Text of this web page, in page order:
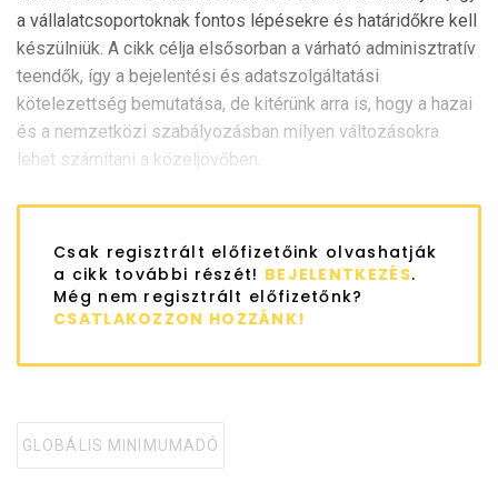
a vállalatcsoportoknak fontos lépésekre és határidőkre kell
készülniük. A cikk célja elsősorban a várható adminisztratív
teendők, így a bejelentési és adatszolgáltatási
kötelezettség bemutatása, de kitérünk arra is, hogy a hazai
és a nemzetközi szabályozásban milyen változásokra
lehet számítani a közeljövőben.
Csak regisztrált előfizetőink olvashatják
a cikk további részét! BEJELENTKEZÉS.
Még nem regisztrált előfizetőnk?
CSATLAKOZZON HOZZÁNK!
Tagged
GLOBÁLIS MINIMUMADÓ